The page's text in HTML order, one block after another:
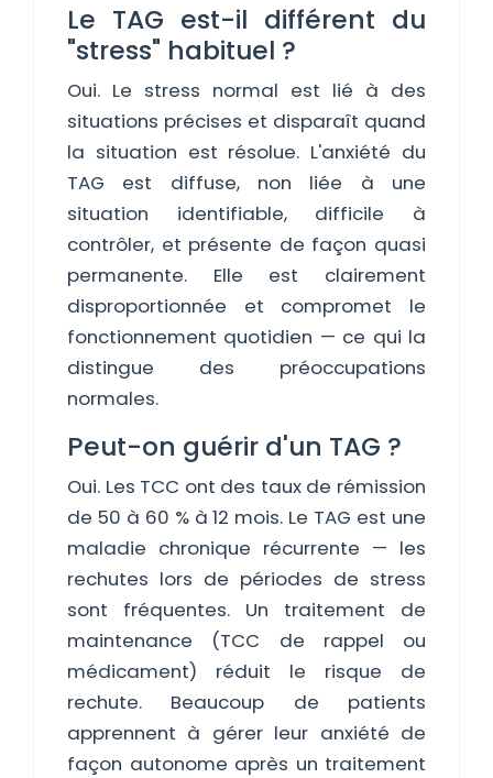
Le TAG est-il différent du
"stress" habituel ?
Oui. Le stress normal est lié à des
situations précises et disparaît quand
la situation est résolue. L'anxiété du
TAG est diffuse, non liée à une
situation identifiable, difficile à
contrôler, et présente de façon quasi
permanente. Elle est clairement
disproportionnée et compromet le
fonctionnement quotidien — ce qui la
distingue des préoccupations
normales.
Peut-on guérir d'un TAG ?
Oui. Les TCC ont des taux de rémission
de 50 à 60 % à 12 mois. Le TAG est une
maladie chronique récurrente — les
rechutes lors de périodes de stress
sont fréquentes. Un traitement de
maintenance (TCC de rappel ou
médicament) réduit le risque de
rechute. Beaucoup de patients
apprennent à gérer leur anxiété de
façon autonome après un traitement